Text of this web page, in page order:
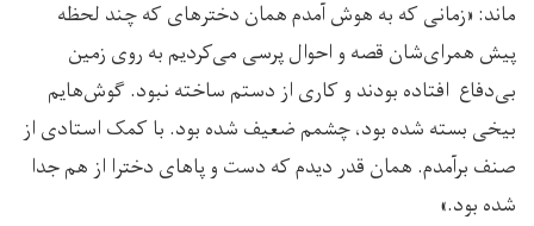
ماند: «زمانی که به هوش آمدم همان دخترهای که چند لحظه
پیش همرای‌شان قصه و احوال پرسی می‌کردیم به روی زمین
بی‌دفاع افتاده بودند و کاری از دستم ساخته نبود. گوش‌هایم
بیخی بسته شده بود، چشمم ضعیف شده بود. با کمک استادی از
صنف برآمدم. همان قدر دیدم که دست و پاهای دخترا از هم جدا
شده بود.»